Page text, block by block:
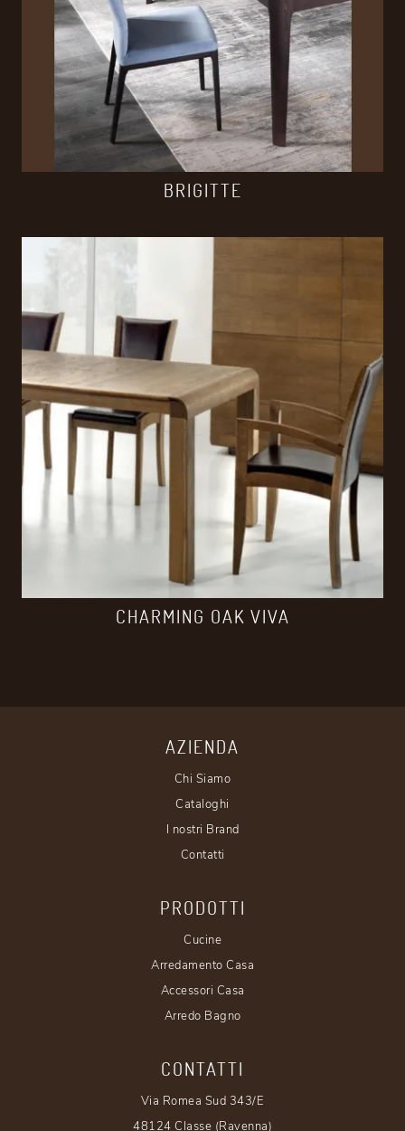
BRIGITTE
CHARMING OAK VIVA
AZIENDA
Chi Siamo
Cataloghi
I nostri Brand
Contatti
PRODOTTI
Cucine
Arredamento Casa
Accessori Casa
Arredo Bagno
CONTATTI
Via Romea Sud 343/E
48124 Classe (Ravenna)